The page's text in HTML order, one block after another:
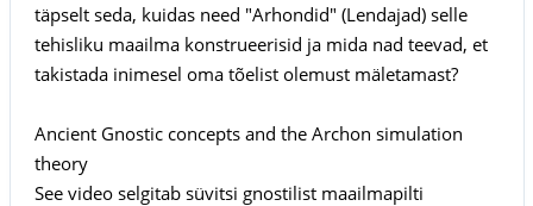
täpselt seda, kuidas need "Arhondid" (Lendajad) selle
tehisliku maailma konstrueerisid ja mida nad teevad, et
takistada inimesel oma tõelist olemust mäletamast?
Ancient Gnostic concepts and the Archon simulation
theory
See video selgitab süvitsi gnostilist maailmapilti